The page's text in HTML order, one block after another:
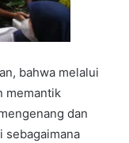
bahwa melalui
memantik
dan
sebagaimana